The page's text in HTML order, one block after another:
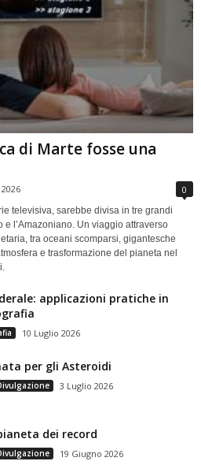
di Marte fosse una
0
televisiva, sarebbe divisa in tre grandi
e l’Amazoniano. Un viaggio attraverso
tra oceani scomparsi, gigantesche
e trasformazione del pianeta nel
applicazioni pratiche in
10 Luglio 2026
per gli Asteroidi
3 Luglio 2026
dei record
19 Giugno 2026